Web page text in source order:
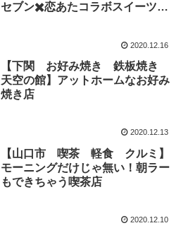
セブン✖️恋あたコラボスイーツ第
2020.12.16
【下関 お好み焼き 鉄板焼き
天空の館】アットホームなお好み
焼き店
2020.12.13
【山口市 喫茶 軽食 クルミ】
モーニングだけじゃ無い！朝ラー
もできちゃう喫茶店
2020.12.10